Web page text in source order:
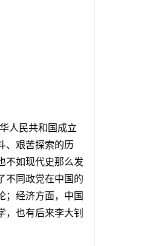
人民共和国成立
、艰苦探索的历
不如现代史那么发
不同政党在中国的
；经济方面，中国
，也有后来李大钊